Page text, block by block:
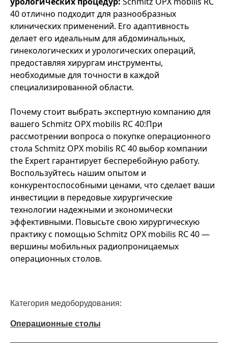
Категория медоборудования:
Операционные столы
40 отлично подходит для разнообразных
клинических применений. Его адаптивность
делает его идеальным для абдоминальных,
гинекологических и урологических операций,
предоставляя хирургам инструменты,
необходимые для точности в каждой
специализированной области.
Почему стоит выбрать экспертную компанию для
вашего Schmitz OPX mobilis RC 40:При
рассмотрении вопроса о покупке операционного
стола Schmitz OPX mobilis RC 40 выбор компании
the Expert гарантирует бесперебойную работу.
Воспользуйтесь нашим опытом и
конкурентоспособными ценами, что сделает ваши
инвестиции в передовые хирургические
технологии надежными и экономически
эффективными. Повысьте свою хирургическую
практику с помощью Schmitz OPX mobilis RC 40 —
вершины мобильных радиопроницаемых
операционных столов.